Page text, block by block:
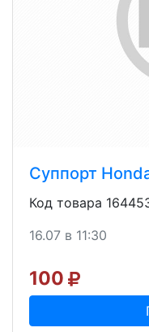
Суппорт
Код товара
16.07 в 11:30
100